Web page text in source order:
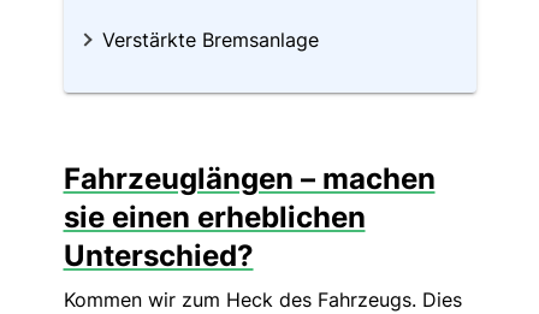
Verstärkte Bremsanlage
Fahrzeuglängen – machen
sie einen erheblichen
Unterschied?
Kommen wir zum Heck des Fahrzeugs. Dies